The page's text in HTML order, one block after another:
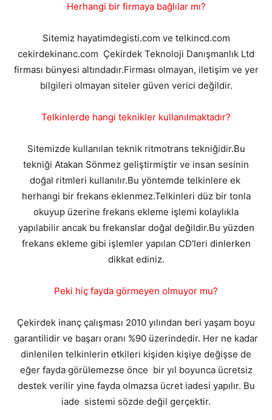
Herhangi bir firmaya bağlılar mı?
Sitemiz hayatimdegisti.com ve telkincd.com
cekirdekinanc.com Çekirdek Teknoloji Danışmanlık Ltd
firması bünyesi altındadır.Firması olmayan, iletişim ve yer
bilgileri olmayan siteler güven verici değildir.
Telkinlerde hangi teknikler kullanılmaktadır?
Sitemizde kullanılan teknik ritmotrans tekniğidir.Bu
tekniği Atakan Sönmez geliştirmiştir ve insan sesinin
doğal ritmleri kullanılır.Bu yöntemde telkinlere ek
herhangi bir frekans eklenmez.Telkinleri düz bir tonla
okuyup üzerine frekans ekleme işlemi kolaylıkla
yapılabilir ancak bu frekanslar doğal değildir.Bu yüzden
frekans ekleme gibi işlemler yapılan CD'leri dinlerken
dikkat ediniz.
Peki hiç fayda görmeyen olmuyor mu?
Çekirdek inanç çalışması 2010 yılından beri yaşam boyu
garantilidir ve başarı oranı %90 üzerindedir. Her ne kadar
dinlenilen telkinlerin etkileri kişiden kişiye değişse de
eğer fayda görülemezse önce bir yıl boyunca ücretsiz
destek verilir yine fayda olmazsa ücret iadesi yapılır. Bu
iade sistemi sözde değil gerçektir.